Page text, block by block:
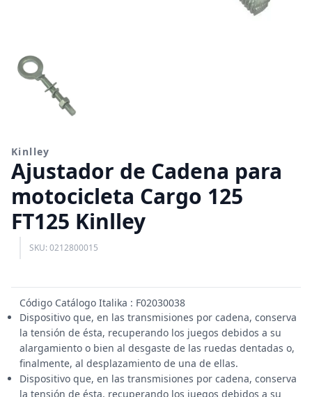
Kinlley
Ajustador de Cadena para
motocicleta Cargo 125
FT125 Kinlley
SKU: 0212800015
Código Catálogo Italika : F02030038
Dispositivo que, en las transmisiones por cadena, conserva
la tensión de ésta, recuperando los juegos debidos a su
alargamiento o bien al desgaste de las ruedas dentadas o,
finalmente, al desplazamiento de una de ellas.
Dispositivo que, en las transmisiones por cadena, conserva
la tensión de ésta, recuperando los juegos debidos a su